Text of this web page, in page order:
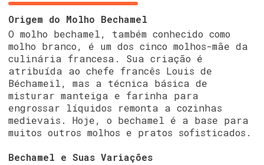
Origem do Molho Bechamel
O molho bechamel, também conhecido como
molho branco, é um dos cinco molhos-mãe da
culinária francesa. Sua criação é
atribuída ao chefe francês Louis de
Béchameil, mas a técnica básica de
misturar manteiga e farinha para
engrossar líquidos remonta a cozinhas
medievais. Hoje, o bechamel é a base para
muitos outros molhos e pratos sofisticados.
Bechamel e Suas Variações